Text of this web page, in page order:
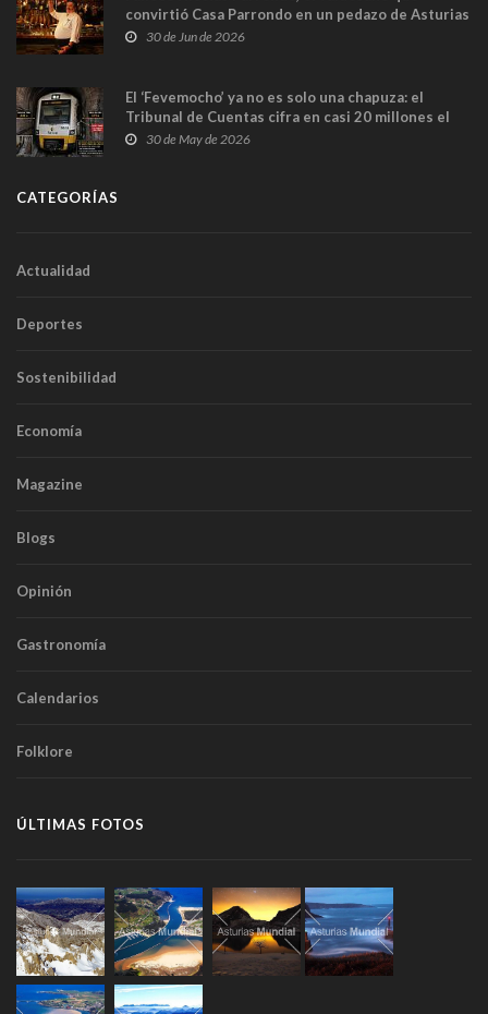
convirtió Casa Parrondo en un pedazo de Asturias
en Madrid
30 de Jun de 2026
El ‘Fevemocho’ ya no es solo una chapuza: el
Tribunal de Cuentas cifra en casi 20 millones el
sobrecoste de los trenes que no cabían por los
30 de May de 2026
CATEGORÍAS
Actualidad
Deportes
Sostenibilidad
Economía
Magazine
Blogs
Opinión
Gastronomía
Calendarios
Folklore
ÚLTIMAS FOTOS